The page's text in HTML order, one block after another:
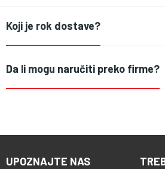
Koji je rok dostave?
Da li mogu naručiti preko firme?
UPOZNAJTE NAS